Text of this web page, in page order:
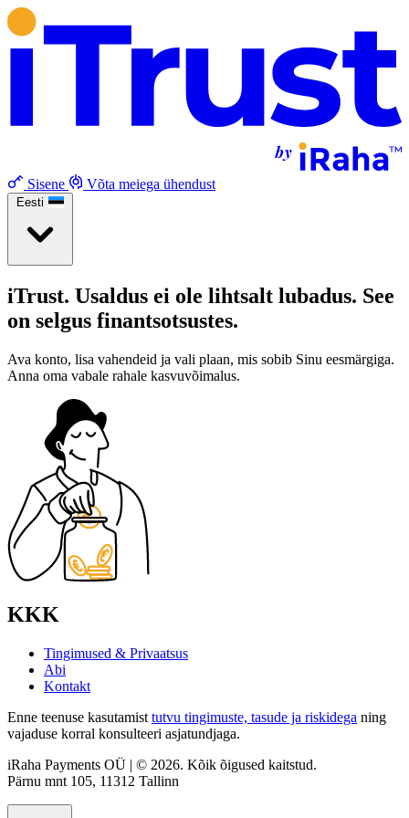
Sisene Võta meiega ühendust
Eesti
iTrust. Usaldus ei ole lihtsalt lubadus. See
on selgus finantsotsustes.
Ava konto, lisa vahendeid ja vali plaan, mis sobib Sinu eesmärgiga.
Anna oma vabale rahale kasvuvõimalus.
KKK
Tingimused & Privaatsus
Abi
Kontakt
Enne teenuse kasutamist tutvu tingimuste, tasude ja riskidega ning
vajaduse korral konsulteeri asjatundjaga.
iRaha Payments OÜ | © 2026. Kõik õigused kaitstud.
Pärnu mnt 105, 11312 Tallinn